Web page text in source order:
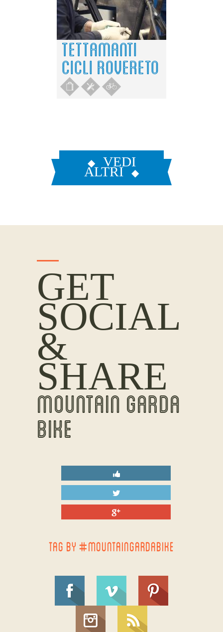
TETTAMANTI
CICLI ROVERETO
VEDI
ALTRI
GET
SOCIAL
&
SHARE
MOUNTAIN GARDA
BIKE
TAG BY #MOUNTAINGARDABIKE